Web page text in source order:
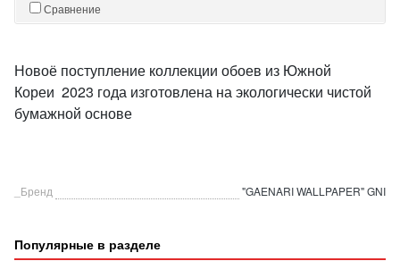
Сравнение
Новоё поступление коллекции обоев из Южной
Кореи 2023 года изготовлена на экологически чистой
бумажной основе
_Бренд "GAENARI WALLPAPER" GNI
Популярные в разделе